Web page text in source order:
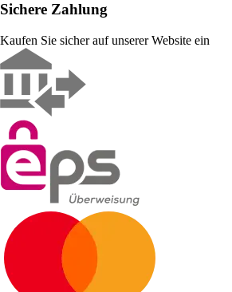
Sichere Zahlung
Kaufen Sie sicher auf unserer Website ein